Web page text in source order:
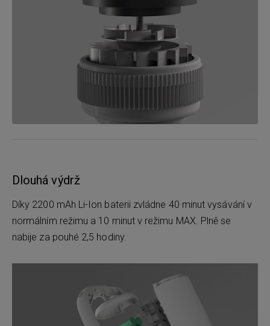
Dlouhá výdrž
Díky 2200 mAh Li-Ion baterii zvládne 40 minut vysávání v
normálním režimu a 10 minut v režimu MAX. Plně se
nabije za pouhé 2,5 hodiny.